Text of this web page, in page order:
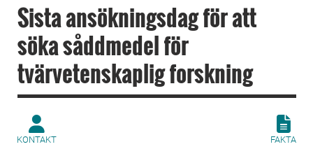
Sista ansökningsdag för att
söka såddmedel för
tvärvetenskaplig forskning
KONTAKT FAKTA